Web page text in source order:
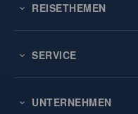
REISETHEMEN
SERVICE
UNTERNEHMEN